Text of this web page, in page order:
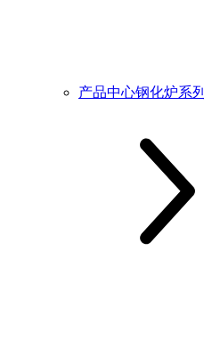
产品中心钢化炉系列